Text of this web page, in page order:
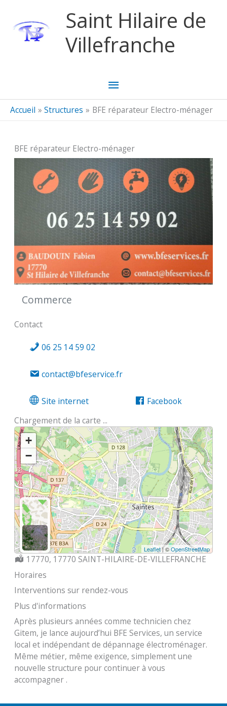
Saint Hilaire de
Villefranche
Menu
principal
Accueil Structures BFE réparateur Electro-ménager
BFE réparateur Electro-ménager
Commerce
Contact
06 25 14 59 02
contact@bfeservice.fr
Site internet
Facebook
Chargement de la carte ...
+
−
Leaflet| ©OpenStreetMap
Localisation :
17770, 17770 SAINT-HILAIRE-DE-VILLEFRANCHE
Horaires
Interventions sur rendez-vous
Plus d'informations
Après plusieurs années comme technicien chez
Gitem, je lance aujourd’hui BFE Services, un service
local et indépendant de dépannage électroménager.
Même métier, même exigence, simplement une
nouvelle structure pour continuer à vous
accompagner .